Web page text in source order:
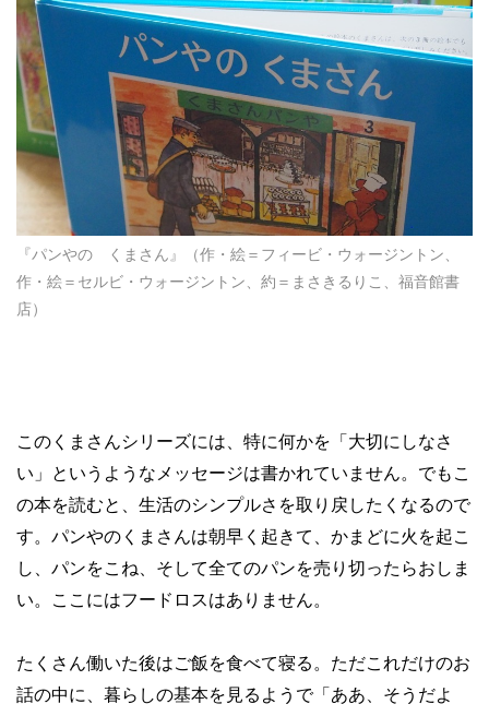
『パンやの くまさん』（作・絵＝フィービ・ウォージントン、
作・絵＝セルビ・ウォージントン、約＝まさきるりこ、福音館書
店）
このくまさんシリーズには、特に何かを「大切にしなさ
い」というようなメッセージは書かれていません。でもこ
の本を読むと、生活のシンプルさを取り戻したくなるので
す。パンやのくまさんは朝早く起きて、かまどに火を起こ
し、パンをこね、そして全てのパンを売り切ったらおしま
い。ここにはフードロスはありません。
たくさん働いた後はご飯を食べて寝る。ただこれだけのお
話の中に、暮らしの基本を見るようで「ああ、そうだよ